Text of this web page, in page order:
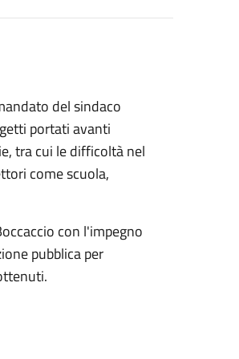
del sindaco
portati avanti
tra cui le difficoltà nel
come scuola,
con l'impegno
pubblica per